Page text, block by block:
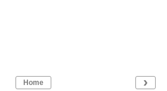
›
Home